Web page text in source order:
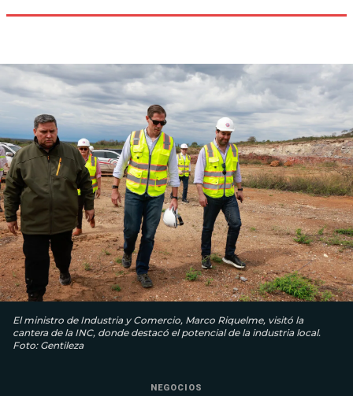
El ministro de Industria y Comercio, Marco Riquelme, visitó la
cantera de la INC, donde destacó el potencial de la industria local.
Foto: Gentileza
NEGOCIOS